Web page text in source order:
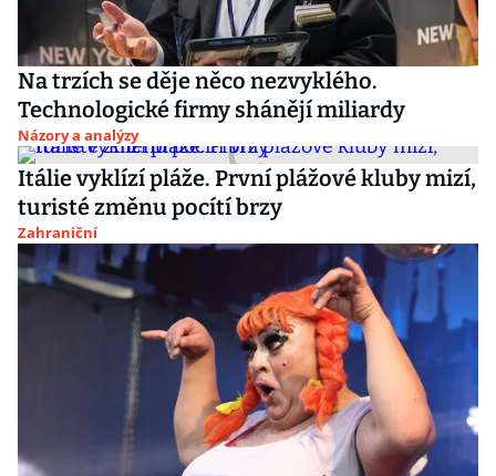
Na trzích se děje něco nezvyklého.
Technologické firmy shánějí miliardy
Názory a analýzy
Itálie vyklízí pláže. První plážové kluby mizí,
turisté změnu pocítí brzy
Zahraniční